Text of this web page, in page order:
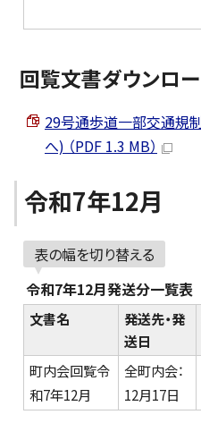
回覧文書ダウンロ
29号通歩道一部交通規
へ) （PDF 1.3 MB）
令和7年12月
表の幅を切り替える
令和7年12月発送分一覧表
文書名
発送先・発
送日
町内会回覧令
和7年12月
全町内会：
12月17日